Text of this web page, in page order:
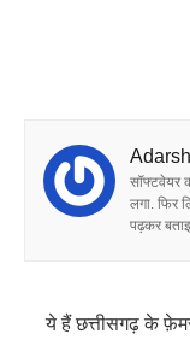
सॉफ्टवेयर
लगा. फिर
पढ़कर
ये हैं छत्तीसगढ़ के